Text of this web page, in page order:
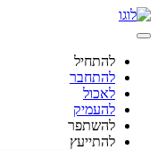
להתחיל
להתחבר
לאכול
להעמיק
להשתפר
להתייעץ